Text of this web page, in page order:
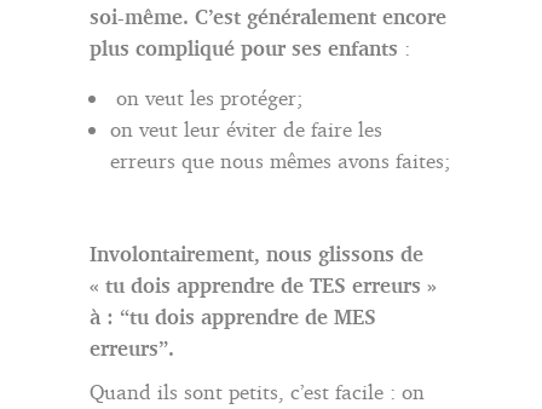
soi-même. C’est généralement encore
plus compliqué pour ses enfants :
on veut les protéger;
on veut leur éviter de faire les
erreurs que nous mêmes avons faites;
Involontairement, nous glissons de
« tu dois apprendre de TES erreurs »
à : “tu dois apprendre de MES
erreurs”.
Quand ils sont petits, c’est facile : on